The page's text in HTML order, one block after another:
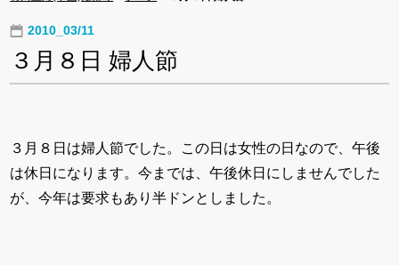
2010_03/11
３月８日 婦人節
３月８日は婦人節でした。この日は女性の日なので、午後
は休日になります。今までは、午後休日にしませんでした
が、今年は要求もあり半ドンとしました。